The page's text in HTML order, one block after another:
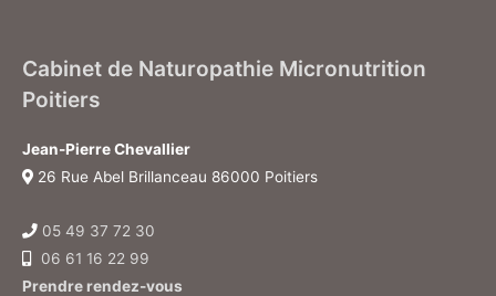
Cabinet de Naturopathie Micronutrition
Poitiers
Jean-Pierre Chevallier
26 Rue Abel Brillanceau 86000 Poitiers
05 49 37 72 30
06 61 16 22 99
Prendre rendez-vous